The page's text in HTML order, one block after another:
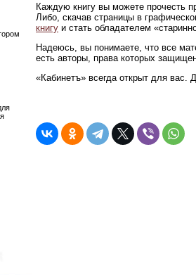
Каждую книгу вы можете прочесть
Либо, скачав страницы в
книгу и стать обладателем
Надеюсь, вы понимаете, что все
есть авторы, права которых
«Кабинетъ» всегда открыт для вас.